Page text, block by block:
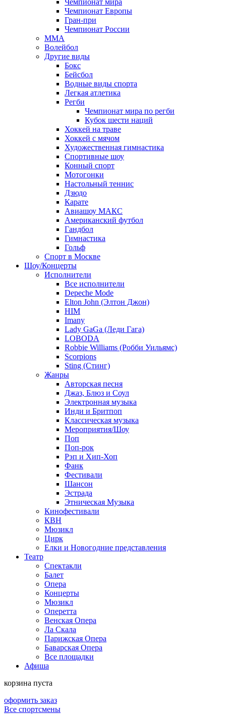
Чемпионат мира
Чемпионат Европы
Гран-при
Чемпионат России
MMA
Волейбол
Другие виды
Бокс
Бейсбол
Водные виды спорта
Легкая атлетика
Регби
Чемпионат мира по регби
Кубок шести наций
Хоккей на траве
Хоккей с мячом
Художественная гимнастика
Спортивные шоу
Конный спорт
Мотогонки
Настольный теннис
Дзюдо
Карате
Авиашоу МАКС
Американский футбол
Гандбол
Гимнастика
Гольф
Спорт в Москве
Шоу/Концерты
Исполнители
Все исполнители
Depeche Mode
Elton John (Элтон Джон)
HIM
Imany
Lady GaGa (Леди Гага)
LOBODA
Robbie Williams (Робби Уильямс)
Scorpions
Sting (Стинг)
Жанры
Авторская песня
Джаз, Блюз и Соул
Электронная музыка
Инди и Бритпоп
Классическая музыка
Мероприятия/Шоу
Поп
Поп-рок
Рэп и Хип-Хоп
Фанк
Фестивали
Шансон
Эстрада
Этническая Музыка
Кинофестивали
КВН
Мюзикл
Цирк
Елки и Новогодние представления
Театр
Спектакли
Балет
Опера
Концерты
Мюзикл
Оперетта
Венская Опера
Ла Скала
Парижская Опера
Баварская Опера
Все площадки
Афиша
корзина пуста
оформить заказ
Все спортсмены